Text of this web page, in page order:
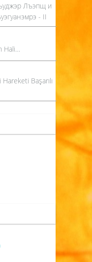
Лъэпщ и
- II
Hali…
Başarılı